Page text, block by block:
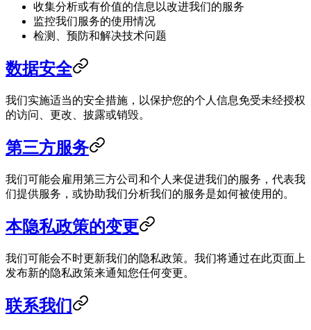
收集分析或有价值的信息以改进我们的服务
监控我们服务的使用情况
检测、预防和解决技术问题
数据安全
我们实施适当的安全措施，以保护您的个人信息免受未经授权
的访问、更改、披露或销毁。
第三方服务
我们可能会雇用第三方公司和个人来促进我们的服务，代表我
们提供服务，或协助我们分析我们的服务是如何被使用的。
本隐私政策的变更
我们可能会不时更新我们的隐私政策。我们将通过在此页面上
发布新的隐私政策来通知您任何变更。
联系我们